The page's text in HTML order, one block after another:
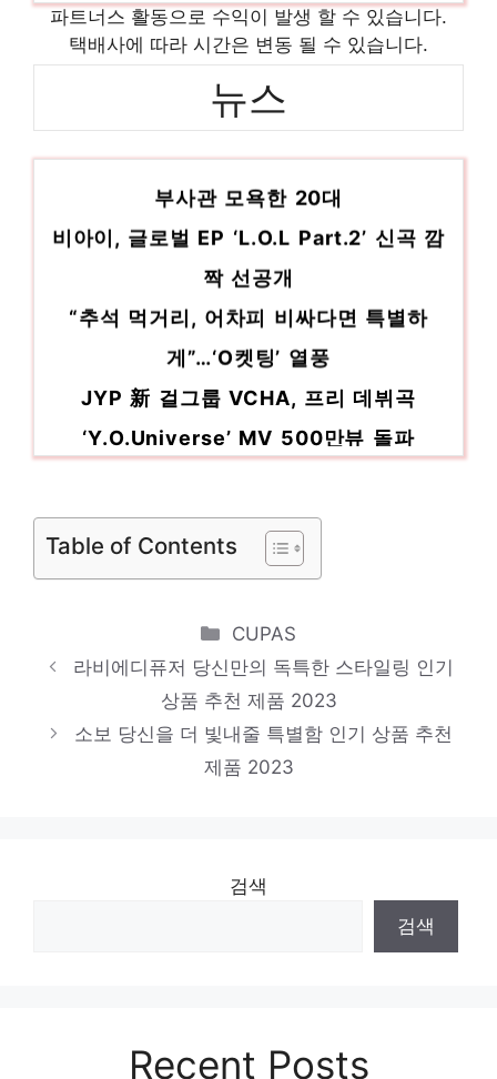
인기 상품 추천 제품 2023
파이나밀전동그라인더 당신만의 독특한 스타
일링 인기 상품 추천 제품 2023
품 추천 제품 2023
파트너스 활동으로 수익이 발생 할 수 있습니다.
택배사에 따라 시간은 변동 될 수 있습니다.
뉴스
부사관 모욕한 20대
비아이, 글로벌 EP ‘L.O.L Part.2’ 신곡 깜
짝 선공개
“추석 먹거리, 어차피 비싸다면 특별하
게”…‘O켓팅’ 열풍
JYP 新 걸그룹 VCHA, 프리 데뷔곡
‘Y.O.Universe’ MV 500만뷰 돌파
신예 걸그룹 VCHA, 프리 데뷔곡
파
비아이, 글로벌 EP ‘L.O.L Part.2’ 신곡 선
공개…독보적 이별 감성
시크+큐티 = 블랙제니(Jennie) [O! STAR
숏폼]
Table of Contents
Categories
CUPAS
라비에디퓨저 당신만의 독특한 스타일링 인기
상품 추천 제품 2023
소보 당신을 더 빛내줄 특별함 인기 상품 추천
제품 2023
검색
검색
Recent Posts